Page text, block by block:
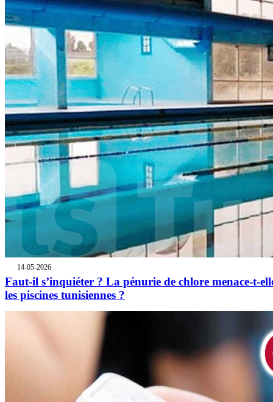
14-05-2026
Faut-il s’inquiéter ? La pénurie de chlore menace-t-
les piscines tunisiennes ?